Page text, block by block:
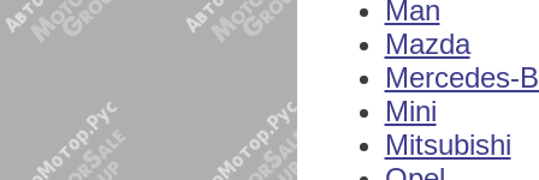
Man
Mazda
Mercedes-
Mini
Mitsubishi